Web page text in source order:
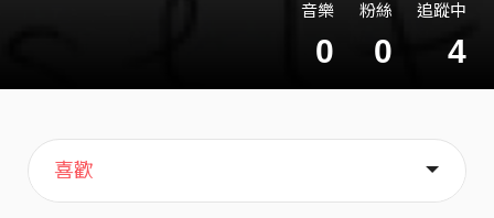
音樂
0
粉絲
0
追蹤中
4
主頁
喜歡
關於